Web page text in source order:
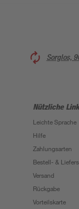
Sorglos,
Nützliche
Leichte Sprache
Hilfe
Zahlungsarten
Bestell- &
Versand
Rückgabe
Vorteilskarte